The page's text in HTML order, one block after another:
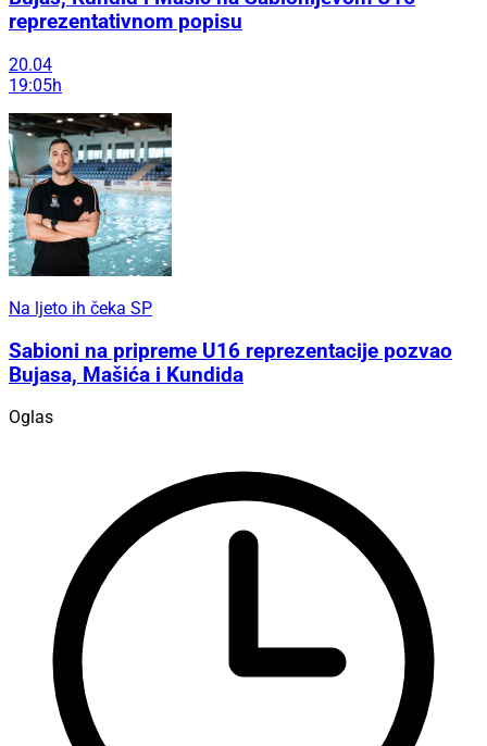
reprezentativnom popisu
20.04
19:05h
Na ljeto ih čeka SP
Sabioni na pripreme U16 reprezentacije pozvao
Bujasa, Mašića i Kundida
Oglas